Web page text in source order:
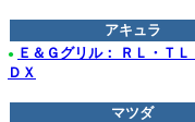
アキュラ
●
Ｅ＆Ｇグリル： ＲＬ・Ｔ
ＤＸ
マツダ